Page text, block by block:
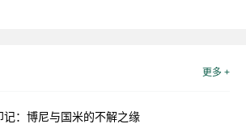
更多 +
记：博尼与国米的不解之缘